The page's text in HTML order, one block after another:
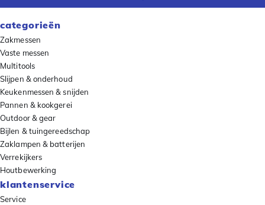
categorieën
Zakmessen
Vaste messen
Multitools
Slijpen & onderhoud
Keukenmessen & snijden
Pannen & kookgerei
Outdoor & gear
Bijlen & tuingereedschap
Zaklampen & batterijen
Verrekijkers
Houtbewerking
klantenservice
Service